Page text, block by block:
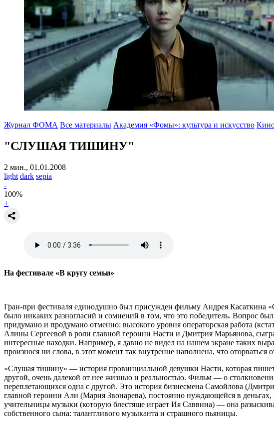
Журнал ФОМА Все материалы Академия «Фомы»: культура и искусство
"СЛУШАЯ ТИШИНУ"
2 мин., 01.01.2008
light dark sepia
-
100%
+
На фестивале «В кругу семьи»
Гран-при фестиваля единодушно был присужден фильму Андрея
было никаких разногласий и сомнений в том, что это победитель. Вопрос
придумано и продумано отменно; высокого уровня операторская работа
Алины Сергеевой в роли главной героини Насти и Дмитрия Марьянова,
интересные находки. Например, я давно не видел на нашем экране таких
произнося ни слова, в этот момент так внутренне наполнена, что
«Слушая тишину» — история провинциальной девушки Насти, которая пишет
другой, очень далекой от нее жизнью и реальностью. Фильм — о
переплетающихся одна с другой. Это история бизнесмена Самойлова
главной героини Али (Мария Звонарева), постоянно нуждающейся в деньгах,
учительницы музыки (которую блестяще играет Ия Саввина) — она
собственного сына: талантливого музыканта и страшного пьяницы.